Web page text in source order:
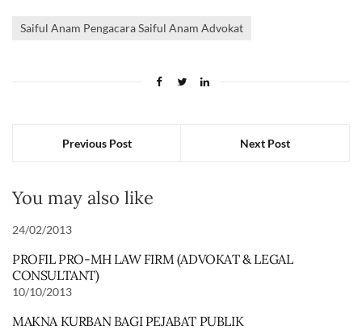
Saiful Anam Pengacara Saiful Anam Advokat
Previous Post Next Post
You may also like
24/02/2013
PROFIL PRO-MH LAW FIRM (ADVOKAT & LEGAL
CONSULTANT)
10/10/2013
MAKNA KURBAN BAGI PEJABAT PUBLIK